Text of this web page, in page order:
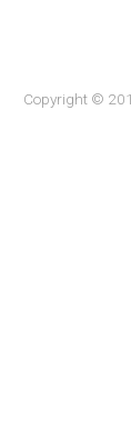
Copyright ©